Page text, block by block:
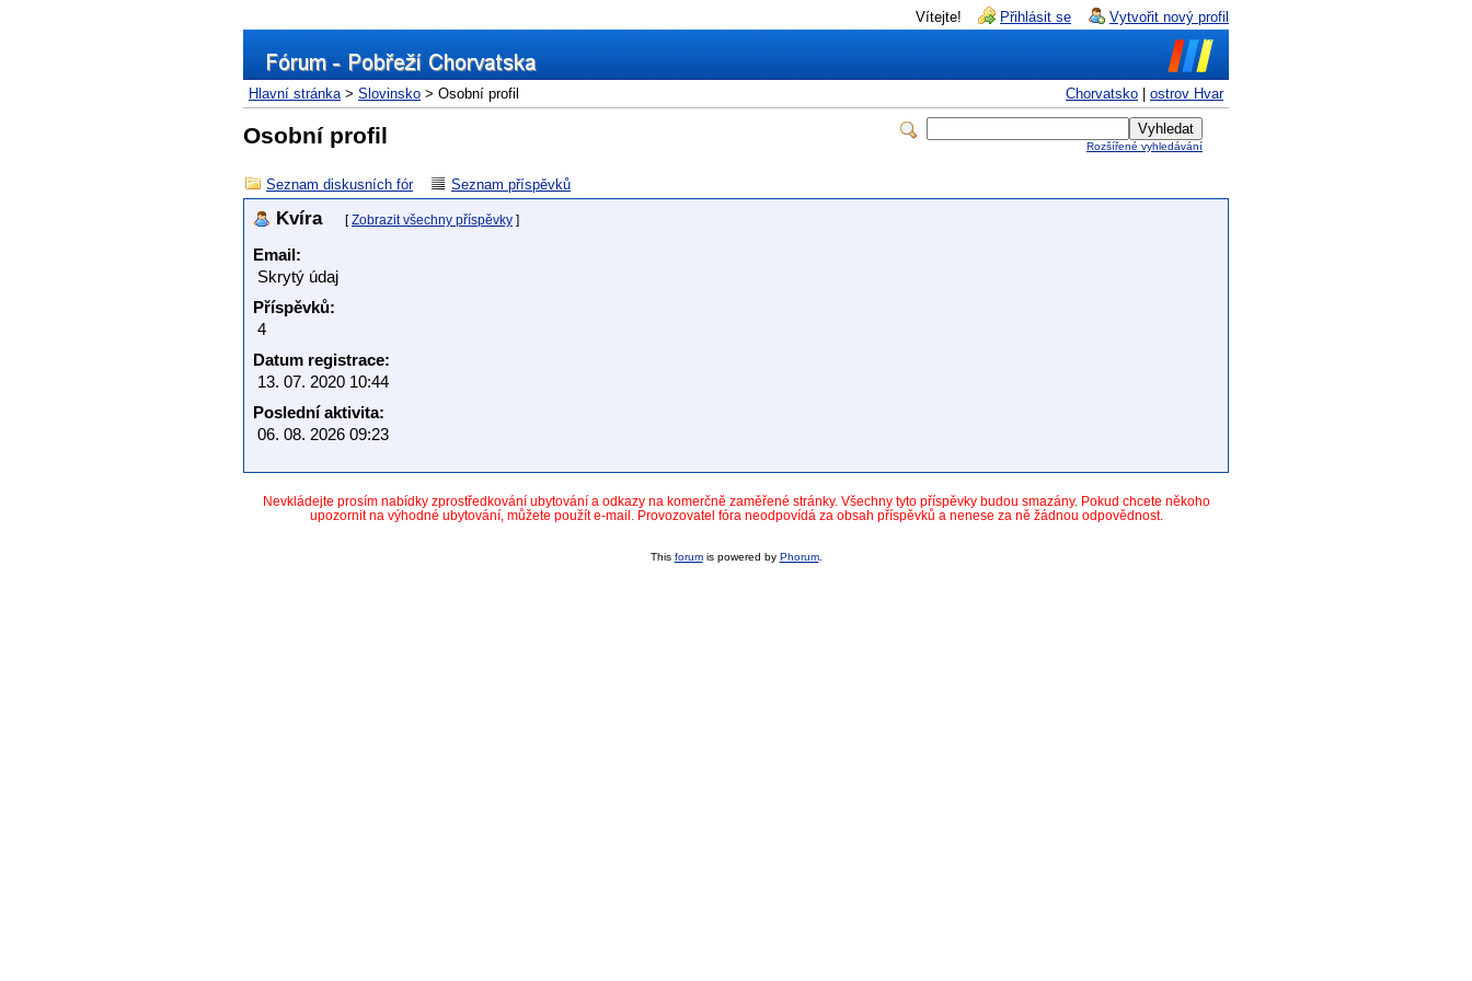
Vítejte! Přihlásit se Vytvořit nový profil
Chorvatsko ostrov Hvar
Hlavní stránka> Slovinsko > Osobní profil
Rozšířené vyhledávání
Osobní profil
Seznam diskusních fór Seznam příspěvků
Kvíra [Zobrazit všechny příspěvky ]
Email:
Skrytý údaj
Příspěvků:
4
Datum registrace:
13. 07. 2020 10:44
Poslední aktivita:
06. 08. 2026 09:23
Nevkládejte prosím nabídky zprostředkování ubytování a odkazy na komerčně zaměřené stránky. Všechny tyto příspěvky budou smazány. Pokud chcete někoho
upozornit na výhodné ubytování, můžete použít e-mail. Provozovatel fóra neodpovídá za obsah příspěvků a nenese za ně žádnou odpovědnost.
This forumis powered by Phorum.